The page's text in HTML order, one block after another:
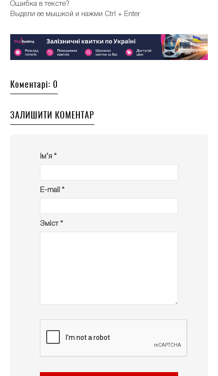
Ошибка в тексте?
Выдели ее мышкой и нажми Ctrl + Enter
Коментарі: 0
ЗАЛИШИТИ КОМЕНТАР
Ім’я *
E-mail *
Зміст *